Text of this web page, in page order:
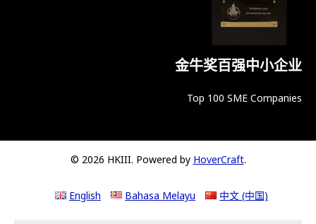
金牛奖百强中小企业
Top 100 SME Companies
© 2026 HKIII. Powered by HoverCraft.
English Bahasa Melayu 中文 (中国)